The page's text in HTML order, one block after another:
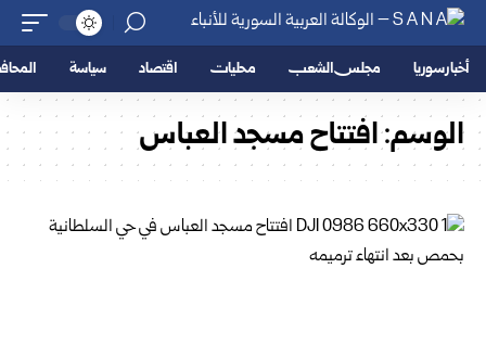
أخبار سوريا مجلس الشعب محليات اقتصاد سياسة
الوسم:افتتاح مسجد العباس